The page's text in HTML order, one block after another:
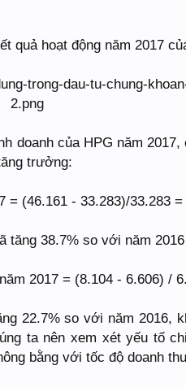
quả hoạt động năm 2017
doanh của HPG năm 2017,
trưởng:
= (46.161 - 33.283)/33.283
tăng 38.7% so với năm 2016
2017 = (8.104 - 6.606) /
22.7% so với năm 2016,
ta nên xem xét yếu tố
bằng với tốc độ doanh